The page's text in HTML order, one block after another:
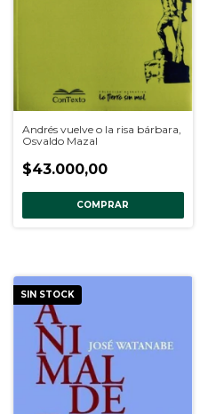
Andrés vuelve o la risa bárbara,
Osvaldo Mazal
$43.000,00
COMPRAR
SIN STOCK